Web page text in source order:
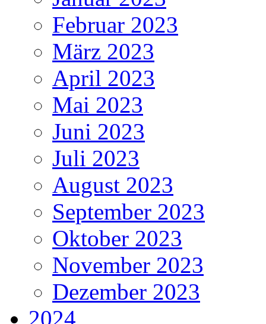
Februar 2023
März 2023
April 2023
Mai 2023
Juni 2023
Juli 2023
August 2023
September 2023
Oktober 2023
November 2023
Dezember 2023
2024